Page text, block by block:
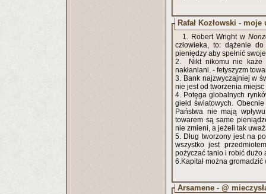
Rafał Kozłowski -
1. Robert Wright w
człowieka, to: dążenie
pieniędzy aby spełnić
2. Nikt nikomu nie każe
nakłaniani. - fetyszyzm
3. Bank najzwyczajniej w
nie jest od tworzenia miejsc
4. Potęga globalnych
giełd światowych.
Państwa nie mają
towarem są same
nie zmieni, a jeżeli tak
5. Dług tworzony jest na
wszystko jest
pożyczać tanio i robić dużo
6.Kapitał można
Arsamene - @